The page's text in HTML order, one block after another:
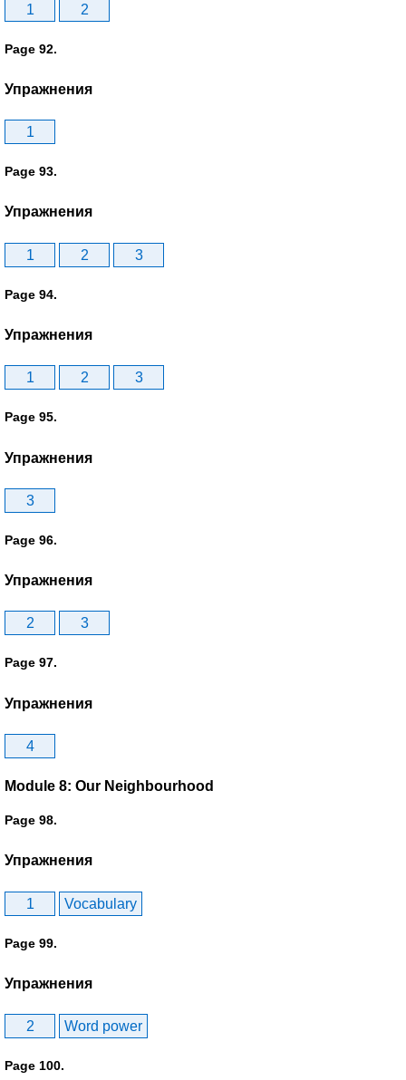
1 2
Page 92.
Упражнения
1
Page 93.
Упражнения
1 2 3
Page 94.
Упражнения
1 2 3
Page 95.
Упражнения
3
Page 96.
Упражнения
2 3
Page 97.
Упражнения
4
Module 8: Our Neighbourhood
Page 98.
Упражнения
1 Vocabulary
Page 99.
Упражнения
2 Word power
Page 100.